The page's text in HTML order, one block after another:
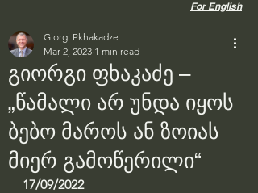
For English
გიორგი ფხაკაძე –
„წამალი არ უნდა იყოს
ბებო მაროს ან ზოიას
მიერ გამოწერილი“
Giorgi Pkhakadze
Mar 2, 2023 1 min read
17/09/2022